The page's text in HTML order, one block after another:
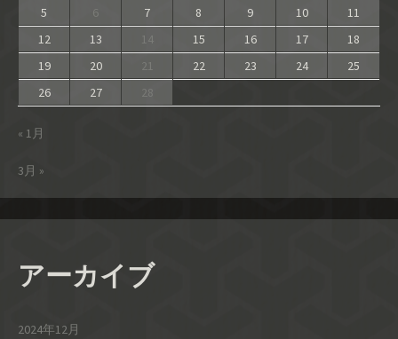
5 6 7 8 9 10
11
12
13 14 15 16 17
18
19
20 21 22 23 24
25
26
27 28
« 1月
3月 »
アーカイブ
2024年12月